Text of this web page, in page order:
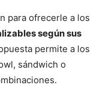
para ofrecerle a los
según sus
permite a los
sándwich o